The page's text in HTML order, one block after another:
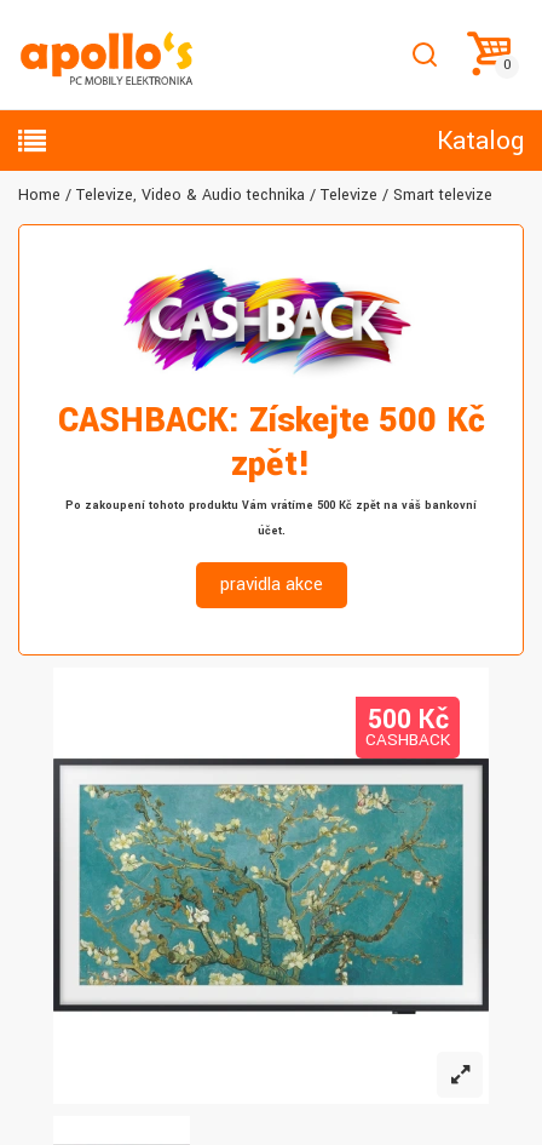
Katalog
Home Televize, Video & Audio technika Televize Smart televize
CASHBACK: Získejte 500 Kč
zpět!
Po zakoupení tohoto produktu Vám vrátíme 500 Kč zpět na váš bankovní
účet.
pravidla akce
500 Kč
CASHBACK